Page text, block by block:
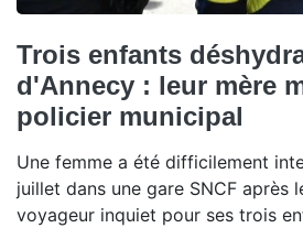
Trois enfants
d'Annecy : leur mère
policier municipal
Une femme a été difficilement
juillet dans une gare SNCF après
voyageur inquiet pour ses trois